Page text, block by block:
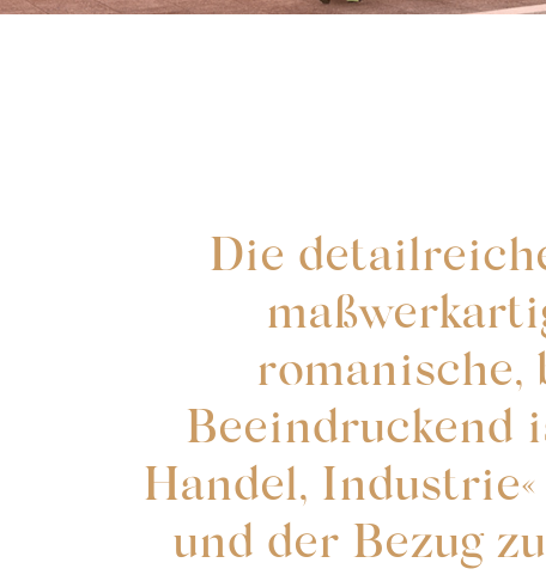
Die
romanische,
Beeindruckend
Handel,
und der Bezug